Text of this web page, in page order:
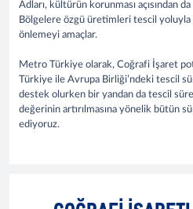
Adları, kültürün korunması açısından
Bölgelere özgü üretimleri tescil yoluyla
önlemeyi amaçlar.
Metro Türkiye olarak, Coğrafi İşaret
Türkiye ile Avrupa Birliği’ndeki tescil
destek olurken bir yandan da tescil
değerinin artırılmasına yönelik bütün
ediyoruz.